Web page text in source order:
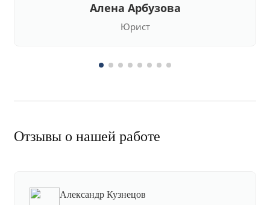
Алена Арбузова
Юрист
Отзывы о нашей работе
Александр Кузнецов